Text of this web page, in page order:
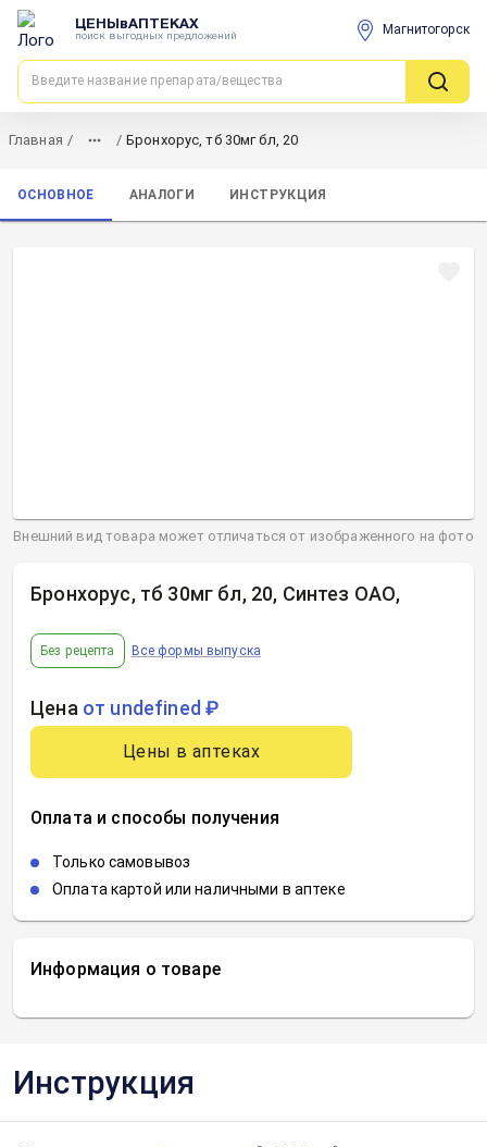
ЦЕНЫвАПТЕКАХ
поиск выгодных предложений Магнитогорск
Главная / / Бронхорус, тб 30мг бл, 20
ОСНОВНОЕ АНАЛОГИ ИНСТРУКЦИЯ
Информация о товаре
Бронхорус, тб 30мг бл, 20, Синтез ОАО,
Без рецепта Все формы выпуска
Цена от undefined ₽
Цены в аптеках
Оплата и способы получения
Только самовывоз
Оплата картой или наличными в аптеке
Внешний вид товара может отличаться от изображенного на фото
Инструкция